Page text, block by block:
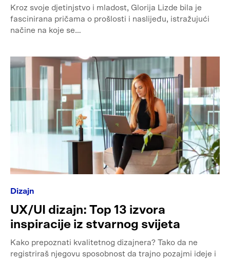
Kroz svoje djetinjstvo i mladost, Glorija Lizde bila je
fascinirana pričama o prošlosti i naslijeđu, istražujući
načine na koje se…
Dizajn
UX/UI dizajn: Top 13 izvora
inspiracije iz stvarnog svijeta
Kako prepoznati kvalitetnog dizajnera? Tako da ne
registriraš njegovu sposobnost da trajno pozajmi ideje i